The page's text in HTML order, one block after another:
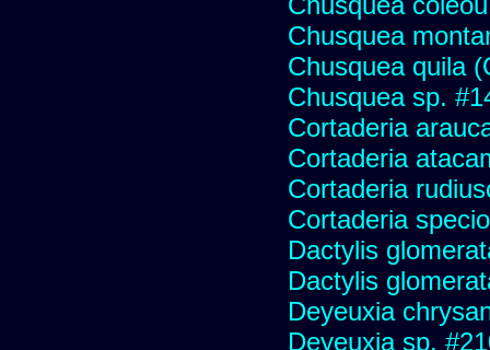
Chusquea
Chusquea quila
Chusquea sp.
Cortaderia
Cortaderia
Cortaderia
Cortaderia
Dactylis
Dactylis
Deyeuxia
Deyeuxia sp.